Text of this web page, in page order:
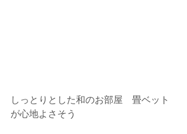
しっとりとした和のお部屋　畳ベット
が心地よさそう